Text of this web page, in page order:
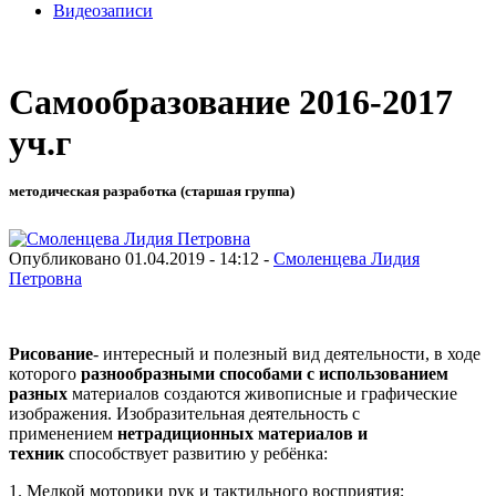
Видеозаписи
Самообразование 2016-2017
уч.г
методическая разработка (старшая группа)
Опубликовано 01.04.2019 - 14:12 - Смоленцева Лидия
Петровна
Рисование- интересный и полезный вид деятельности, в ходе
которого разнообразными способами с использованием
разных материалов создаются живописные и графические
изображения. Изобразительная деятельность с
применением нетрадиционных материалов и
техник способствует развитию у ребёнка:
1. Мелкой моторики рук и тактильного восприятия;